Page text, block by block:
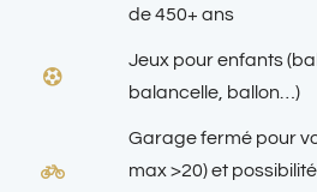
de 450+ ans
Jeux pour enfants
balancelle, ballon…)
Garage fermé pour
max >20) et